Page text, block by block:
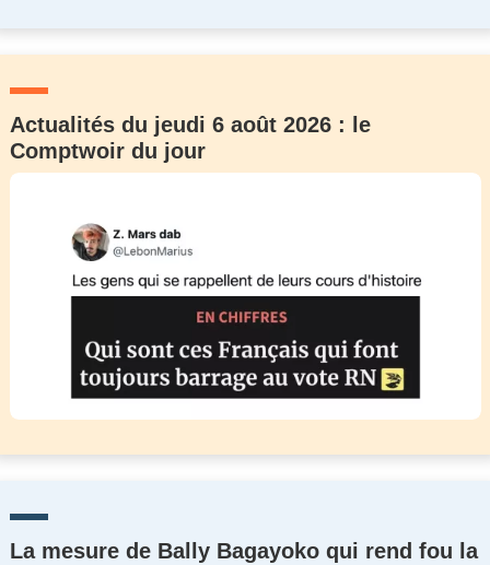
Actualités du jeudi 6 août 2026 : le
Comptwoir du jour
La mesure de Bally Bagayoko qui rend fou la